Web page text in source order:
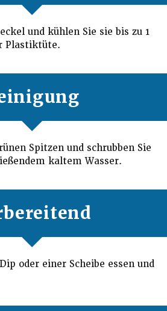
und kühlen Sie sie bis zu 1
Plastiktüte.
Spitzen und schrubben Sie
kaltem Wasser.
oder einer Scheibe essen und